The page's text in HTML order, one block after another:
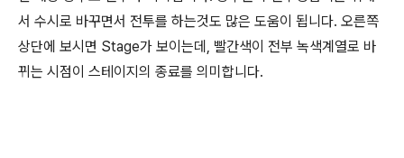
서 수시로 바꾸면서 전투를 하는것도 많은 도움이 됩니다. 오른쪽
상단에 보시면 Stage가 보이는데, 빨간색이 전부 녹색계열로 바
뀌는 시점이 스테이지의 종료를 의미합니다.